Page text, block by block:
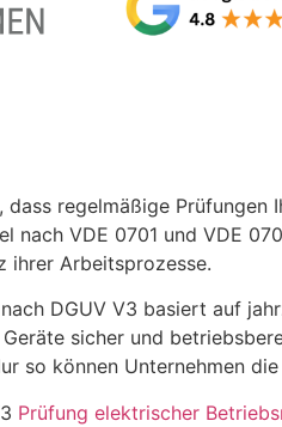
dass regelmäßige
nach VDE 0701 und VDE
ihrer Arbeitsprozesse.
DGUV V3 basiert auf
sicher und
so können Unternehmen
Prüfung elektrischer